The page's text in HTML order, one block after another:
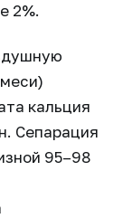
2%.
кальция
Сепарация
95–98